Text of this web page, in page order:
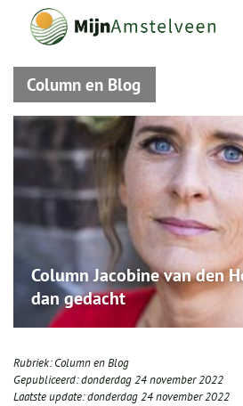
Column en Blog
Column Jacobine van den
dan gedacht
Rubriek:Column en Blog
Gepubliceerd:donderdag 24 november 2022
Laatste update:donderdag 24 november 2022